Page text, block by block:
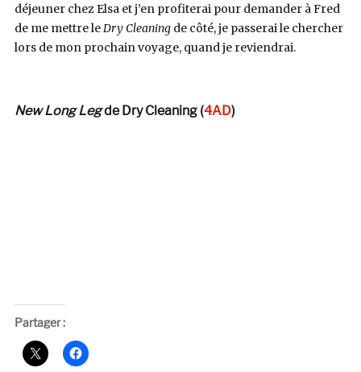
déjeuner chez Elsa et j’en profiterai pour demander à Fred
de me mettre le Dry Cleaningde côté, je passerai le chercher
lors de mon prochain voyage, quand je reviendrai.
New Long Legde Dry Cleaning (4AD)
Partager :